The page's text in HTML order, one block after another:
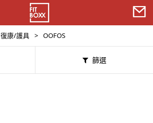
復康/護具 > OOFOS
篩選